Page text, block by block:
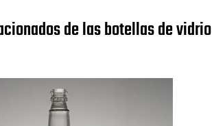
de las botellas de vidrio